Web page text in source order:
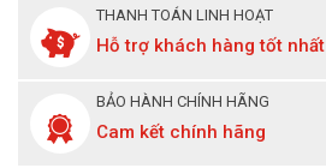
THANH TOÁN LINH HOẠT
Hỗ trợ khách hàng tốt nhất
BẢO HÀNH CHÍNH HÃNG
Cam kết chính hãng